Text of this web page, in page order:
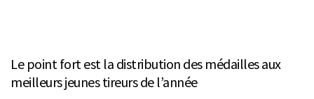
Le point fort est la distribution des médailles aux
meilleurs jeunes tireurs de l’année